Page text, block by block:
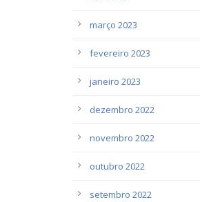
março 2023
fevereiro 2023
janeiro 2023
dezembro 2022
novembro 2022
outubro 2022
setembro 2022